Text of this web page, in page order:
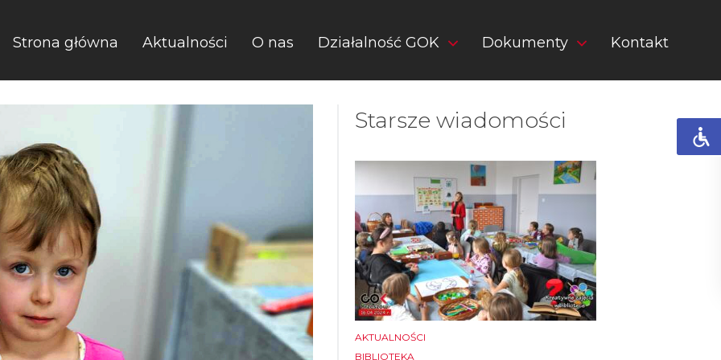
Strona główna Aktualności O nas Działalność GOK Dokumenty Kontakt
Starsze wiadomości
AKTUALNOŚCI
BIBLIOTEKA